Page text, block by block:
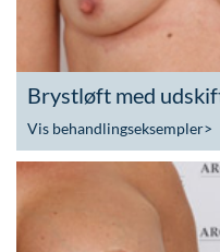
Brystløft med
Vis behandlingseksempler>